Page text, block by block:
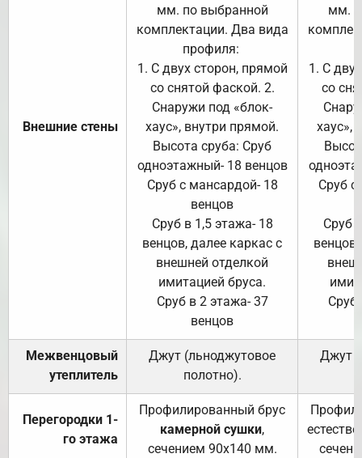
Внешние стены
мм. по выбранной
комплектации. Два вида
профиля:
1. С двух сторон, прямой
со снятой фаской. 2.
Снаружи под «блок-
хаус», внутри прямой.
Высота сруба: Сруб
одноэтажный- 18 венцов
Сруб с мансардой- 18
венцов
Сруб в 1,5 этажа- 18
венцов, далее каркас с
внешней отделкой
имитацией бруса.
Сруб в 2 этажа- 37
венцов
мм.
1. С
со
хаус»,
Сруб с
Сруб
Сруб
Межвенцовый
утеплитель
Джут (льноджутовое
полотно).
Джут
Перегородки 1-
го этажа
Профилированный брус
камерной сушки,
сечением 90х140 мм.